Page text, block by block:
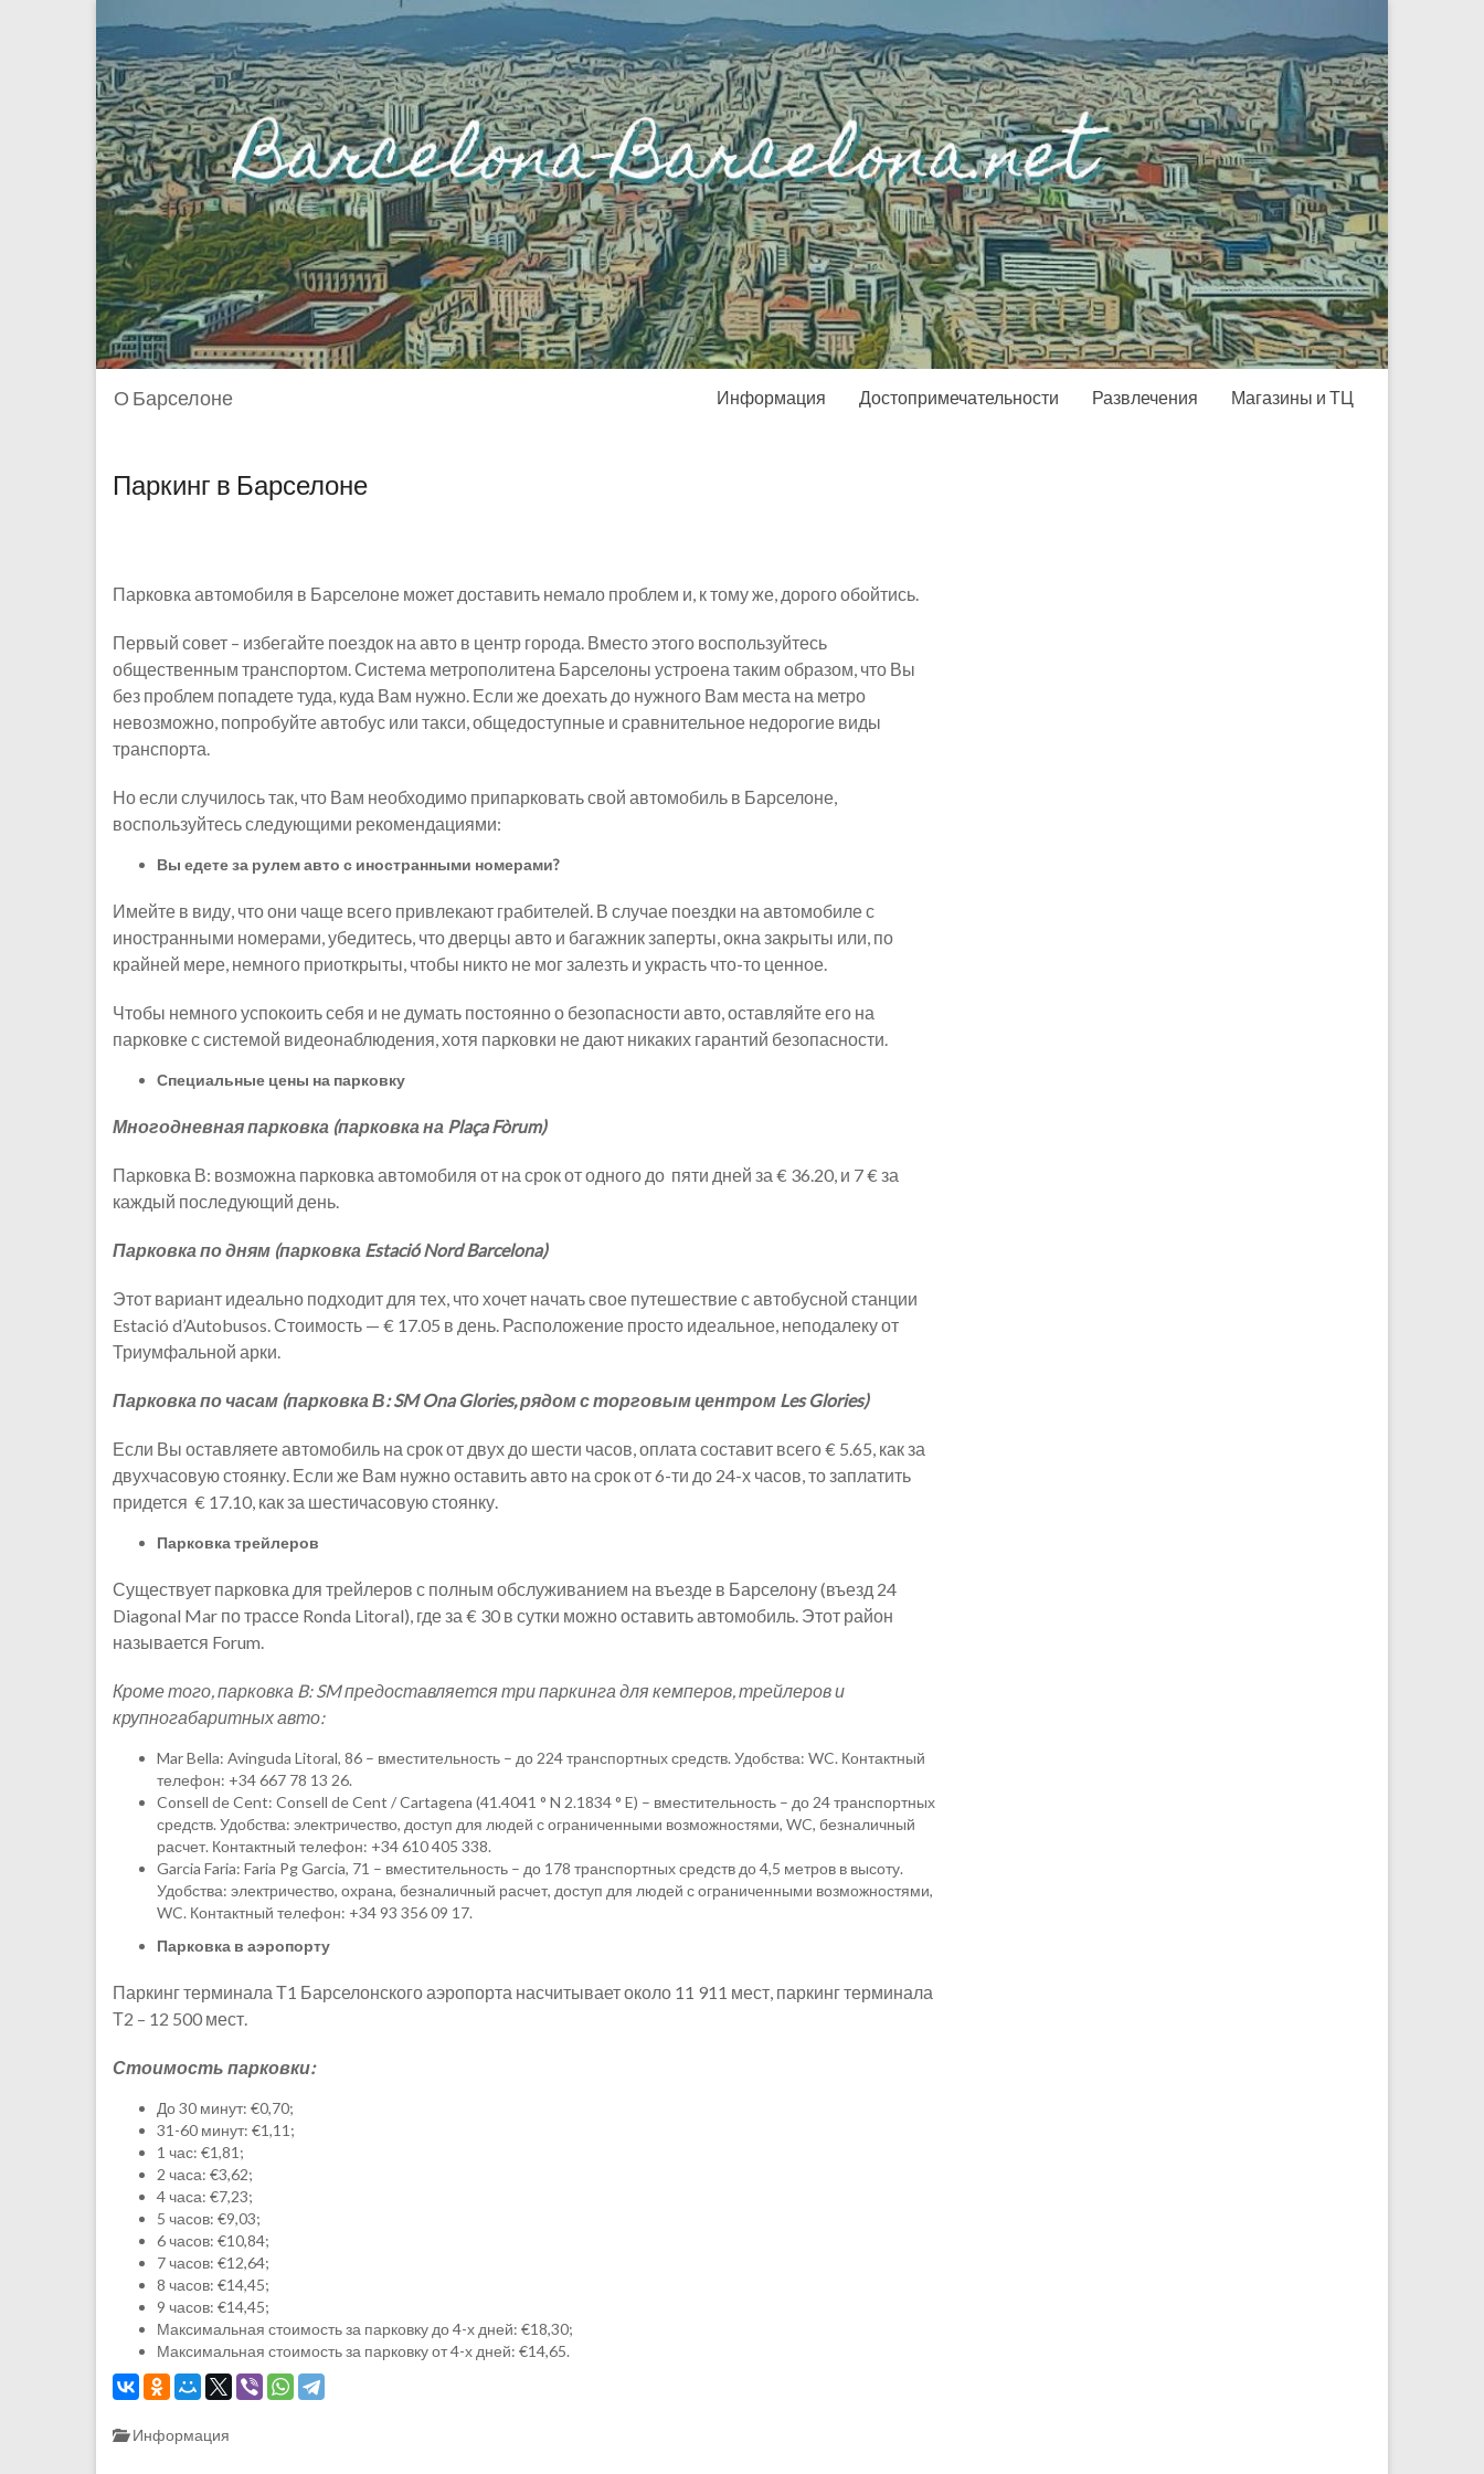
О Барселоне Информация Достопримечательности Развлечения Магазины и ТЦ
Паркинг в Барселоне
Парковка автомобиля в Барселоне может доставить немало проблем и, к тому же, дорого обойтись.
Первый совет – избегайте поездок на авто в центр города. Вместо этого воспользуйтесь
общественным транспортом. Система метрополитена Барселоны устроена таким образом, что Вы
без проблем попадете туда, куда Вам нужно. Если же доехать до нужного Вам места на метро
невозможно, попробуйте автобус или такси, общедоступные и сравнительное недорогие виды
транспорта.
Но если случилось так, что Вам необходимо припарковать свой автомобиль в Барселоне,
воспользуйтесь следующими рекомендациями:
Вы едете за рулем авто с иностранными номерами?
Имейте в виду, что они чаще всего привлекают грабителей. В случае поездки на автомобиле с
иностранными номерами, убедитесь, что дверцы авто и багажник заперты, окна закрыты или, по
крайней мере, немного приоткрыты, чтобы никто не мог залезть и украсть что-то ценное.
Чтобы немного успокоить себя и не думать постоянно о безопасности авто, оставляйте его на
парковке с системой видеонаблюдения, хотя парковки не дают никаких гарантий безопасности.
Специальные цены на парковку
Многодневная парковка (парковка на Plaça Fòrum)
Парковка В: возможна парковка автомобиля от на срок от одного до пяти дней за € 36.20, и 7 € за
каждый последующий день.
Парковка по дням (парковка Estació Nord Barcelona)
Этот вариант идеально подходит для тех, что хочет начать свое путешествие с автобусной станции
Estació d’Autobusos. Стоимость — € 17.05 в день. Расположение просто идеальное, неподалеку от
Триумфальной арки.
Парковка по часам (парковка В: SM Ona Glories, рядом с торговым центром Les Glories)
Если Вы оставляете автомобиль на срок от двух до шести часов, оплата составит всего € 5.65, как за
двухчасовую стоянку. Если же Вам нужно оставить авто на срок от 6-ти до 24-х часов, то заплатить
придется € 17.10, как за шестичасовую стоянку.
Парковка трейлеров
Существует парковка для трейлеров с полным обслуживанием на въезде в Барселону (въезд 24
Diagonal Mar по трассе Ronda Litoral), где за € 30 в сутки можно оставить автомобиль. Этот район
называется Forum.
Кроме того, парковка B: SM предоставляется три паркинга для кемперов, трейлеров и
крупногабаритных авто:
Mar Bella: Avinguda Litoral, 86 – вместительность – до 224 транспортных средств. Удобства: WC. Контактный
телефон: +34 667 78 13 26.
Consell de Cent: Consell de Cent / Cartagena (41.4041 ° N 2.1834 ° E) – вместительность – до 24 транспортных
средств. Удобства: электричество, доступ для людей с ограниченными возможностями, WC, безналичный
расчет. Контактный телефон: +34 610 405 338.
Garcia Faria: Faria Pg Garcia, 71 – вместительность – до 178 транспортных средств до 4,5 метров в высоту.
Удобства: электричество, охрана, безналичный расчет, доступ для людей с ограниченными возможностями,
WC. Контактный телефон: +34 93 356 09 17.
Парковка в аэропорту
Паркинг терминала Т1 Барселонского аэропорта насчитывает около 11 911 мест, паркинг терминала
Т2 – 12 500 мест.
Стоимость парковки:
До 30 минут: €0,70;
31-60 минут: €1,11;
1 час: €1,81;
2 часа: €3,62;
4 часа: €7,23;
5 часов: €9,03;
6 часов: €10,84;
7 часов: €12,64;
8 часов: €14,45;
9 часов: €14,45;
Максимальная стоимость за парковку до 4-х дней: €18,30;
Максимальная стоимость за парковку от 4-х дней: €14,65.
Информация